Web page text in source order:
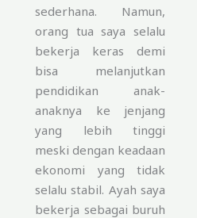
sederhana. Namun,
orang tua saya selalu
bekerja keras demi
bisa melanjutkan
pendidikan anak-
anaknya ke jenjang
yang lebih tinggi
meski dengan keadaan
ekonomi yang tidak
selalu stabil. Ayah saya
bekerja sebagai buruh